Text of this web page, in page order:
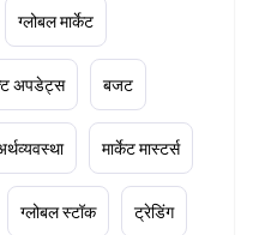
ग्लोबल मार्केट
अपडेट्स बजट
मार्केट मास्टर्स
ग्लोबल स्टॉक ट्रेडिंग